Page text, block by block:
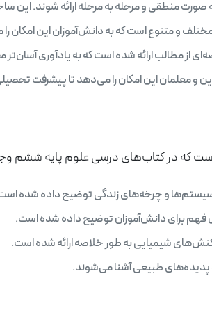
منطقی و مرحله به مرحله ارائه شوند. این
و متنوع است که به دانش‌آموزان این امکان
از مطالب ارائه شده است که به یادآوری
و معلمان این امکان را می‌دهد تا پیشرفت تحصیلی
در کتاب‌های درسی علوم پایه ششم وجود
و چرخه‌های زندگی توضیح داده شده
فهم برای دانش‌آموزان توضیح داده شده است.
شیمیایی به طور خلاصه ارائه شده است.
پدیده‌های طبیعی آشنا می‌شوند.